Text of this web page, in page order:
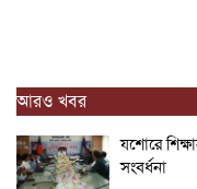
আরও খবর
যশোরে
সংবর্ধনা